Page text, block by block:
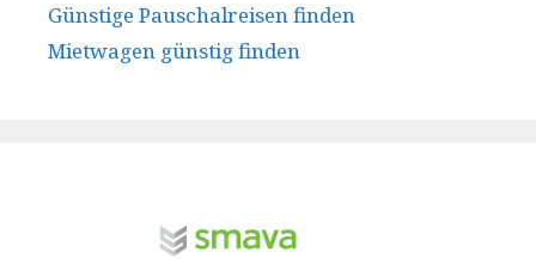
Günstige Pauschalreisen finden
Mietwagen günstig finden